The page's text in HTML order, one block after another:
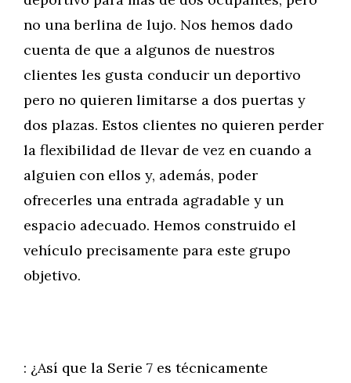
no una berlina de lujo. Nos hemos dado
cuenta de que a algunos de nuestros
clientes les gusta conducir un deportivo
pero no quieren limitarse a dos puertas y
dos plazas. Estos clientes no quieren perder
la flexibilidad de llevar de vez en cuando a
alguien con ellos y, además, poder
ofrecerles una entrada agradable y un
espacio adecuado. Hemos construido el
vehículo precisamente para este grupo
objetivo.
: ¿Así que la Serie 7 es técnicamente